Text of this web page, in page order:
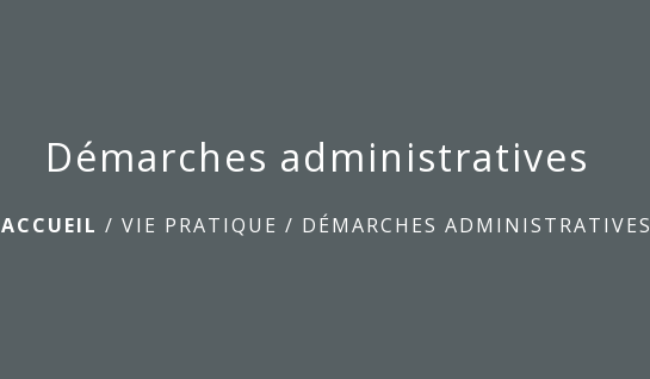
Démarches administratives
ACCUEIL / VIE PRATIQUE / DÉMARCHES ADMINISTRATIVES